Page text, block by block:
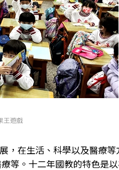
王遊戲
，在生活、科學以及醫療
等。十二年國教的特色是